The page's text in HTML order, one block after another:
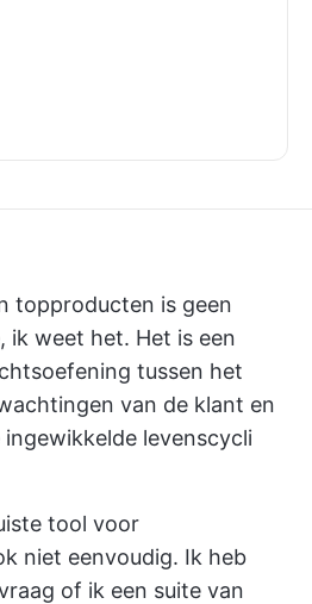
topproducten is geen
ik weet het. Het is een
tussen het
van de klant en
levenscycli
tool voor
niet eenvoudig. Ik heb
of ik een suite van